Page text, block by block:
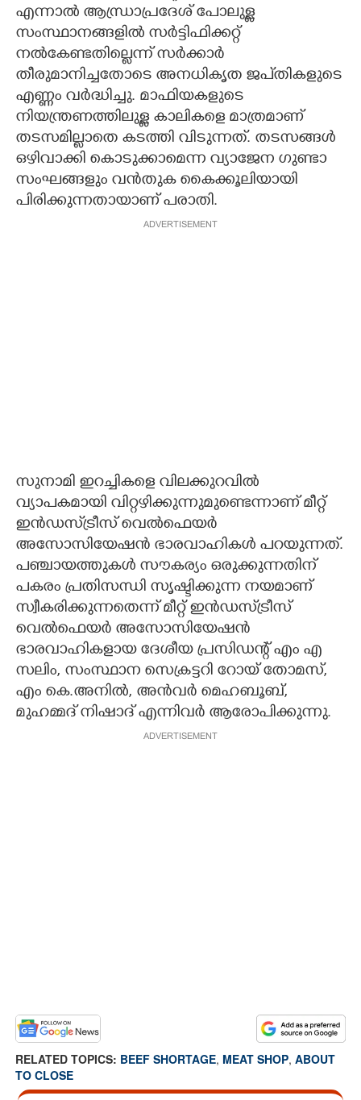
എന്നാൽ ആന്ധ്രാപ്രദേശ് പോലുള്ള
സംസ്ഥാനങ്ങളിൽ സർട്ടിഫിക്കറ്റ്
നൽകേണ്ടതില്ലെന്ന് സർക്കാർ
തീരുമാനിച്ചതോടെ അനധികൃത ജപ്‌തികളുടെ
എണ്ണം വർദ്ധിച്ചു. മാഫിയകളുടെ
നിയന്ത്രണത്തിലുള്ള കാലികളെ മാത്രമാണ്
തടസമില്ലാതെ കടത്തി വിടുന്നത്. തടസങ്ങൾ
ഒഴിവാക്കി കൊടുക്കാമെന്ന വ്യാജേന ഗുണ്ടാ
സംഘങ്ങളും വൻതുക കൈക്കൂലിയായി
പിരിക്കുന്നതായാണ് പരാതി.
ADVERTISEMENT
സുനാമി ഇറച്ചികളെ വിലക്കുറവിൽ
വ്യാപകമായി വിറ്റഴിക്കുന്നുമുണ്ടെന്നാണ് മീറ്റ്
ഇൻഡസ്‌ട്രീസ് വെൽഫെയർ
അസോസിയേഷൻ ഭാരവാഹികൾ പറയുന്നത്.
പഞ്ചായത്തുകൾ സൗകര്യം ഒരുക്കുന്നതിന്
പകരം പ്രതിസന്ധി സൃഷ്ടിക്കുന്ന നയമാണ്
സ്വീകരിക്കുന്നതെന്ന് മീറ്റ് ഇൻഡസ്‌ട്രീസ്
വെൽഫെയർ അസോസിയേഷൻ
ഭാരവാഹികളായ ദേശീയ പ്രസിഡന്റ് എം എ
സലിം, സംസ്ഥാന സെക്രട്ടറി റോയ് തോമസ്,
എം കെ.അനിൽ, അൻവർ മെഹബൂബ്,
മുഹമ്മദ് നിഷാദ് എന്നിവർ ആരോപിക്കുന്നു.
ADVERTISEMENT
RELATED TOPICS: BEEF SHORTAGE, MEAT SHOP, ABOUT
TO CLOSE